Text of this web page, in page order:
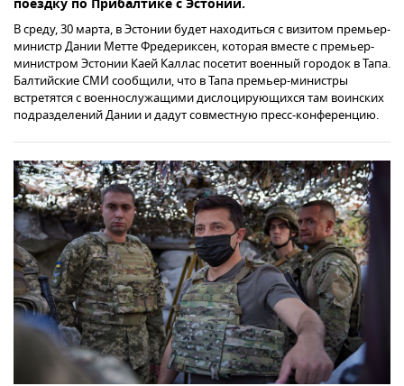
поездку по Прибалтике с Эстонии.
В среду, 30 марта, в Эстонии будет находиться с визитом премьер-
министр Дании Метте Фредериксен, которая вместе с премьер-
министром Эстонии Каей Каллас посетит военный городок в Тапа.
Балтийские СМИ сообщили, что в Тапа премьер-министры
встретятся с военнослужащими дислоцирующихся там воинских
подразделений Дании и дадут совместную пресс-конференцию.